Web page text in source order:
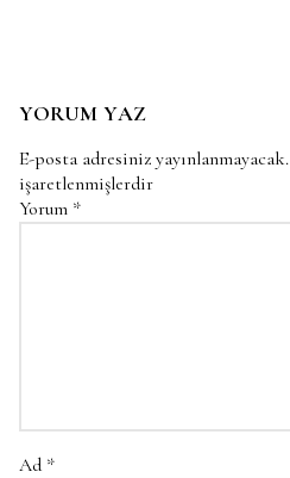
YORUM YAZ
E-posta adresiniz yayınlanmayacak.
işaretlenmişlerdir
Yorum *
Ad *